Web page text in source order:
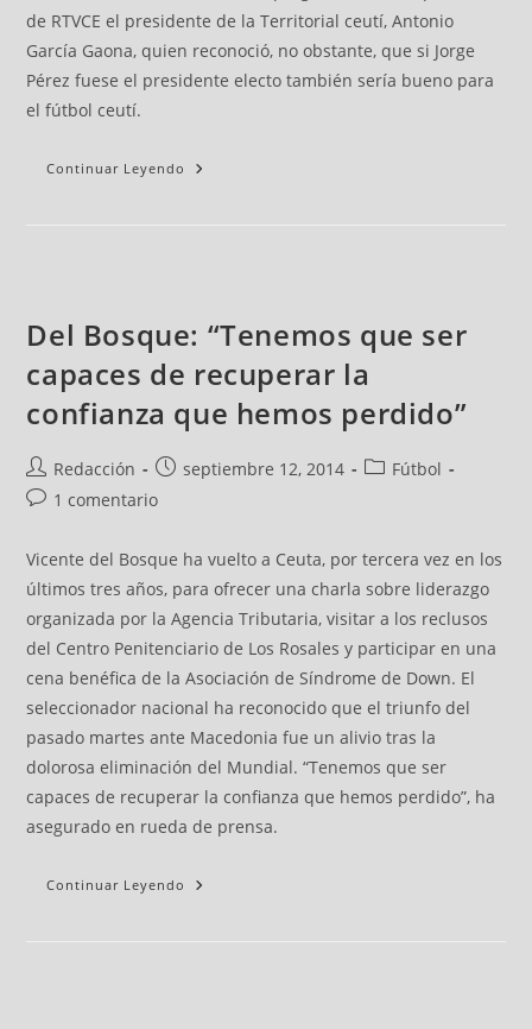
de RTVCE el presidente de la Territorial ceutí, Antonio
García Gaona, quien reconoció, no obstante, que si Jorge
Pérez fuese el presidente electo también sería bueno para
el fútbol ceutí.
Continuar Leyendo
Del Bosque: “Tenemos que ser
capaces de recuperar la
confianza que hemos perdido”
Redacción septiembre 12, 2014
Fútbol
1 comentario
Vicente del Bosque ha vuelto a Ceuta, por tercera vez en los
últimos tres años, para ofrecer una charla sobre liderazgo
organizada por la Agencia Tributaria, visitar a los reclusos
del Centro Penitenciario de Los Rosales y participar en una
cena benéfica de la Asociación de Síndrome de Down. El
seleccionador nacional ha reconocido que el triunfo del
pasado martes ante Macedonia fue un alivio tras la
dolorosa eliminación del Mundial. “Tenemos que ser
capaces de recuperar la confianza que hemos perdido”, ha
asegurado en rueda de prensa.
Continuar Leyendo